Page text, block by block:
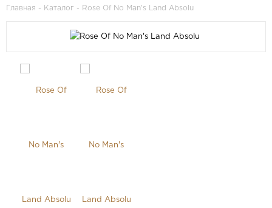
Главная - Каталог - Rose Of No Man's Land Absolu